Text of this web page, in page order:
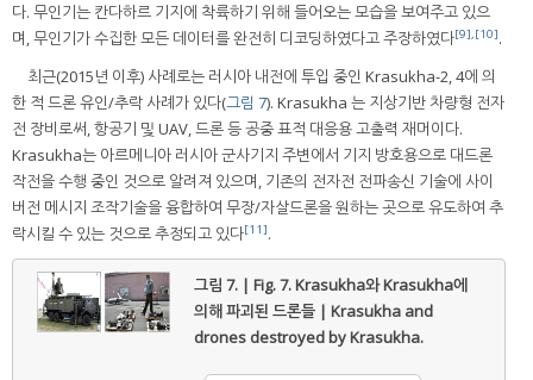
다. 무인기는 칸다하르 기지에 착륙하기 위해 들어오는 모습을 보여주고 있으
며, 무인기가 수집한 모든 데이터를 완전히 디코딩하였다고 주장하였다[9],[10].
최근(2015년 이후) 사례로는 러시아 내전에 투입 중인 Krasukha-2, 4에 의
한 적 드론 유인/추락 사례가 있다(그림 7). Krasukha 는 지상기반 차량형 전자
전 장비로써, 항공기 및 UAV, 드론 등 공중 표적 대응용 고출력 재머이다.
Krasukha는 아르메니아 러시아 군사기지 주변에서 기지 방호용으로 대드론
작전을 수행 중인 것으로 알려져 있으며, 기존의 전자전 전파송신 기술에 사이
버전 메시지 조작기술을 융합하여 무장/자살드론을 원하는 곳으로 유도하여 추
락시킬 수 있는 것으로 추정되고 있다[11].
그림 7. | Fig. 7.Krasukha와 Krasukha에
의해 파괴된 드론들 | Krasukha and
drones destroyed by Krasukha.